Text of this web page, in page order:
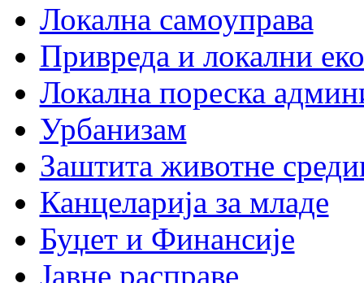
Локална самоуправа
Привреда и локални
Локална пореска
Урбанизам
Заштита животне
Канцеларија за младе
Буџет и Финансије
Јавне расправе